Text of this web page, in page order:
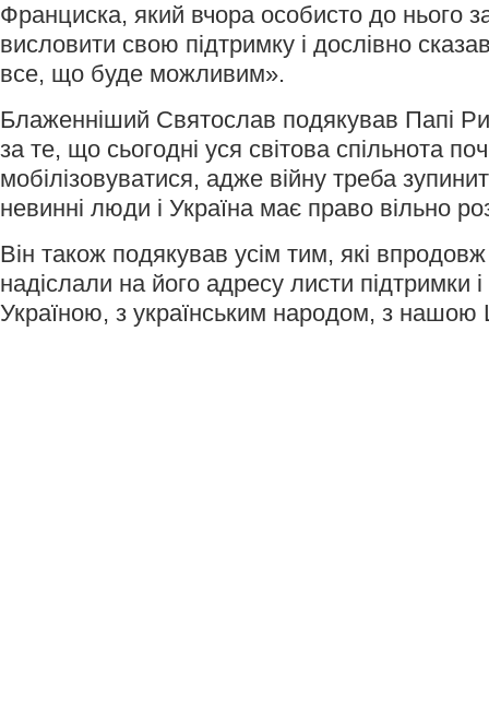
Франциска, який вчора особисто до нього
висловити свою підтримку і дослівно
все, що буде можливим».
Блаженніший Святослав подякував Папі
за те, що сьогодні уся світова спільнота
мобілізовуватися, адже війну треба
невинні люди і Україна має право вільно
Він також подякував усім тим, які впродовж
надіслали на його адресу листи підтримки і
Україною, з українським народом, з